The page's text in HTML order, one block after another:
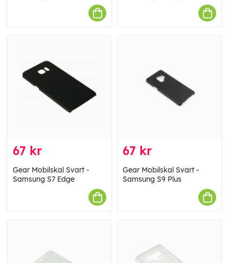
67 kr
Gear Mobilskal Svart -
Samsung S7 Edge
67 kr
Gear Mobilskal Svart -
Samsung S9 Plus